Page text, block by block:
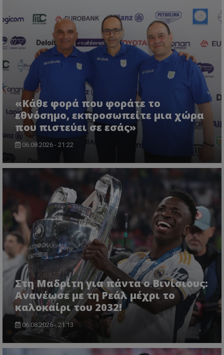
«Κάθε φορά που φοράτε το
εθνόσημο, εκπροσωπείτε μια χώρα
που πιστεύει σε εσάς»
06.08.2026 - 21:22
Στη Μαδρίτη για πάντα ο Βινίσιους:
Ανανέωσε με τη Ρεάλ μέχρι το
καλοκαίρι του 2032!
06.08.2026 - 21:13